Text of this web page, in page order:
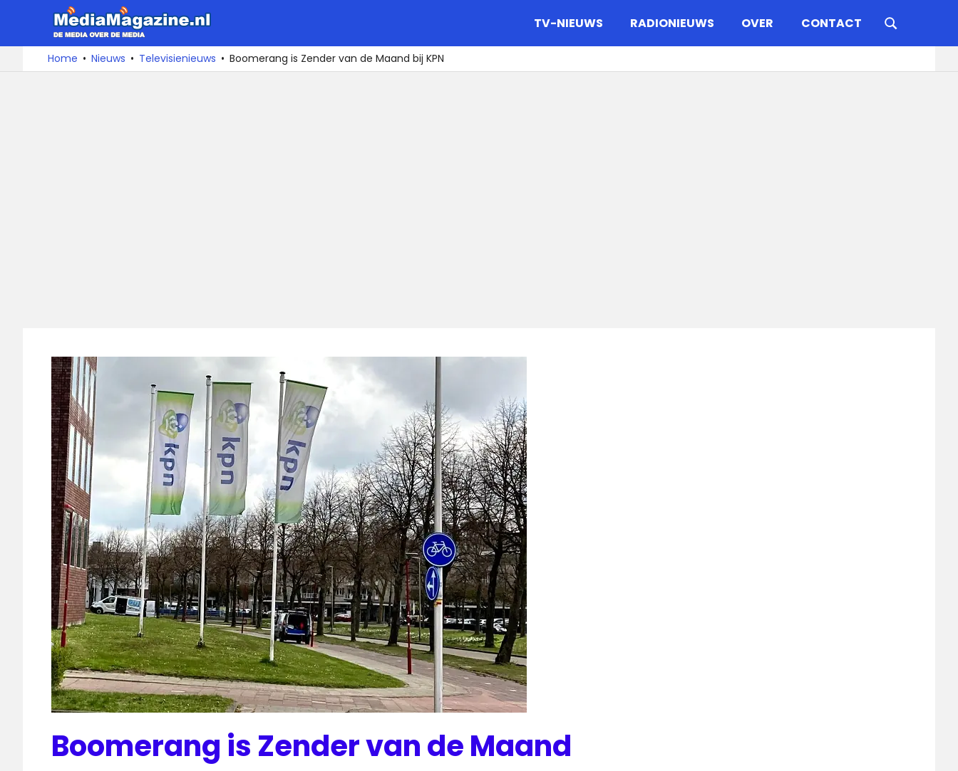
naar
De
media
over
TV-NIEUWS RADIONIEUWS OVER CONTACT
Home Nieuws Televisienieuws Boomerang is Zender van de Maand bij KPN
Boomerang is Zender van de Maand